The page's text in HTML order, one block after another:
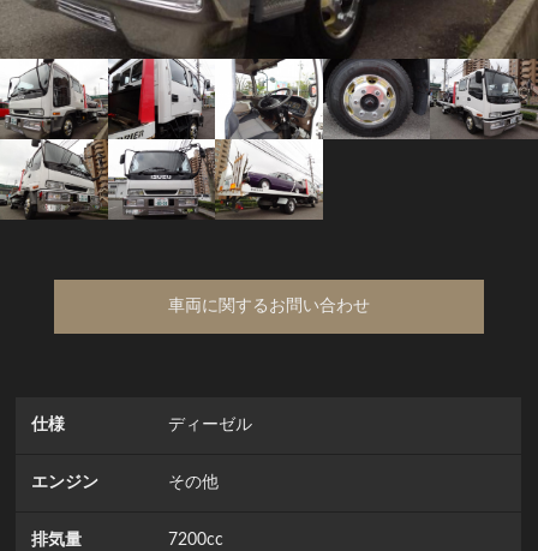
車両に関するお問い合わせ
仕様 ディーゼル
エンジン その他
排気量 7200cc